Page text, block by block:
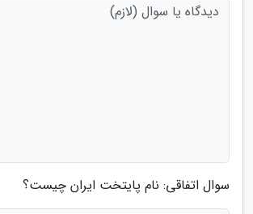
سوال اتفاقی: نام پایتخت ایران چیست؟